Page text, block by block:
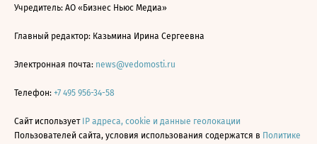
Учредитель: АО «Бизнес Ньюс Медиа»
Главный редактор: Казьмина Ирина Сергеевна
Электронная почта: news@vedomosti.ru
Телефон: +7 495 956-34-58
Сайт использует IP адреса, cookie и данные геолокации
Пользователей сайта, условия использования содержатся в Политике